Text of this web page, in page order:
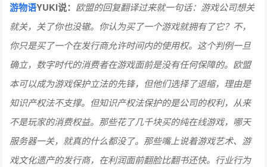
游物语YUKI说： 欧盟的回复翻译过来就一句话：游戏公司想关
就关，关了你也没辙。你认为买了一个游戏就拥有了它？不，
你只是买了一个在发行商允许时间内的使用权。这个判例一旦
确立，数字时代的消费者在游戏面前是没有任何保障的。欧盟
本可以成为游戏保护立法的先锋，但他们选择了退缩，理由是
知识产权法不支撑。但知识产权法保护的是公司的权利，从来
不是玩家的消费权益。那些花了几千块买的纯在线游戏，哪天
服务器一关，就真的什么都没了。那些嘴上说着游戏艺术、游
戏文化遗产的发行商，在利润面前翻脸比翻书还快。行业行为